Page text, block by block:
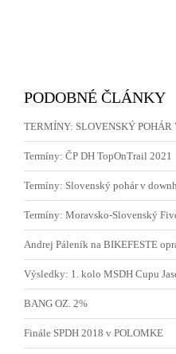
PODOBNÉ ČLÁNKY
TERMÍNY: SLOVENSKÝ POHÁR
Termíny: ČP DH TopOnTrail 2021
Termíny: Slovenský pohár v
Termíny: Moravsko-Slovenský
Andrej Páleník na BIKEFESTE
Výsledky: 1. kolo MSDH Cupu
BANG OZ. 2%
Finále SPDH 2018 v POLOMKE